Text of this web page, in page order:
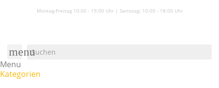
Montag-Freitag 10:00 - 19:00 Uhr | Samstag: 10:00 - 18:00 Uhr
menu
Menu
Kategorien